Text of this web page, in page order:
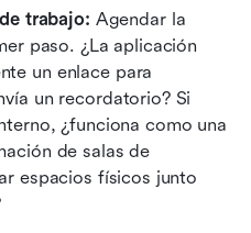
trabajo: Agendar la
paso. ¿La aplicación
un enlace para
un recordatorio? Si
¿funciona como una
de salas de
espacios físicos junto